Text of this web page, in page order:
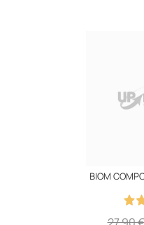
BIOM